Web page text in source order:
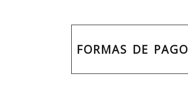
FORMAS DE PAGO